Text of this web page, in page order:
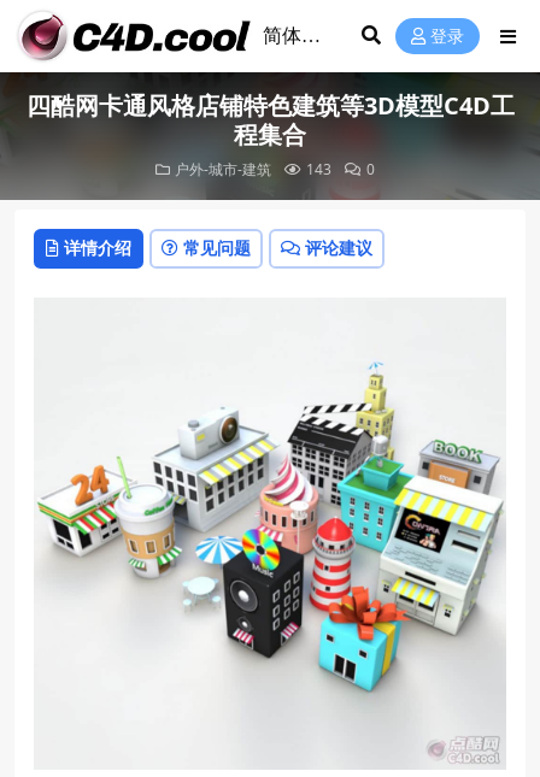
登录
四酷网卡通风格店铺特色建筑等3D模型C4D工
程集合
户外-城市-建筑 143 0
详情介绍 常见问题 评论建议